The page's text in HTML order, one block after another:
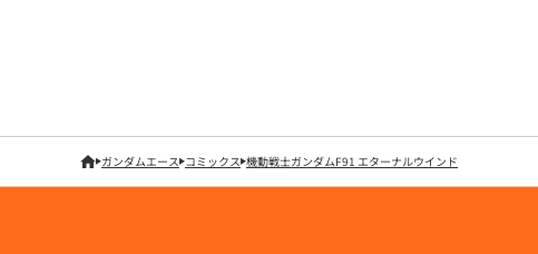
ガンダムエース コミックス 機動戦士ガンダムF91 エターナルウインド